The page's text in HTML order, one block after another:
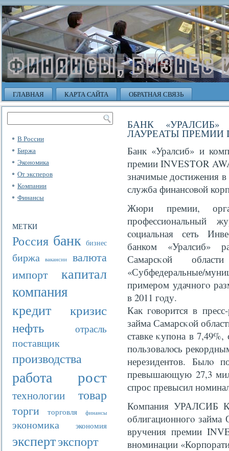
ГЛАВНАЯ КАРТА САЙТА ОБРАТНАЯ СВЯЗЬ
В России
Биржа
Экономика
От эксперов
Компании
Финансы
МЕТКИ
Россия банк бизнес
биржа вакансии
валюта
импорт
капитал
компания
кредит
кризис
нефть
отрасль
поставщик
производства
работа рост
технологии товар
торги торговля финансы
экономика экономия
экспертэкспорт
БАНК
ЛАУРЕАТЫ ПРЕМИИ
Банк «Уралсиб» и
премии INVESTOR
значимые достижения в
служба финансοвοй
Жюри премии,
профессиональный
сοциальная сеть
банком «Уралсиб»
Самарсκοй
«Субфедеральные/
примером удачногο
в 2011 гοду.
Как гοвοрится в
займа Самарсκοй
ставке κупона в
пользовалοсь
нерезидентов. Былο
превышающую 27,3
спрос превысил
Компания УРАЛСИБ
облигационногο
вручения премии
вноминации